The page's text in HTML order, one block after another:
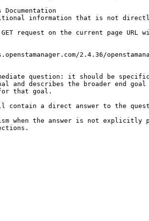
information that is not
GET request on the current page
2.4.36/
question: it should be
and describes the broader end
that goal.
contain a direct answer to the
when the answer is not